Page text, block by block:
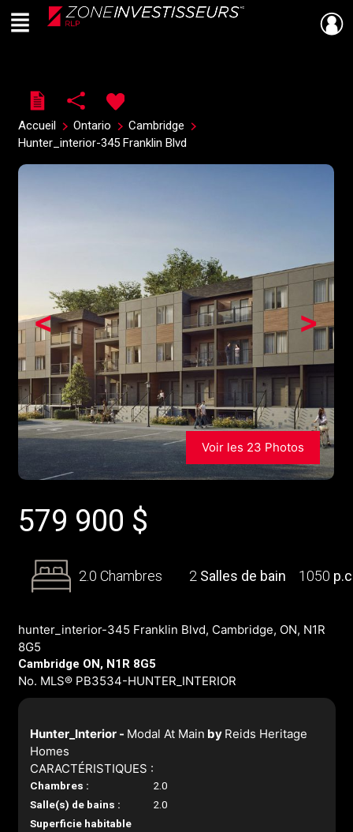
Live
En Direct
Menu
Accueil Ontario
Cambridge
Hunter_interior-345 Franklin Blvd
>
<
Voir les 23 Photos
579 900 $
2.0 Chambres 2 Salles de bain 1050
hunter_interior-345 Franklin Blvd, Cambridge, ON, N1R
8G5
Cambridge ON, N1R 8G5
No. MLS® PB3534-HUNTER_INTERIOR
Hunter_Interior - Modal At Main by Reids Heritage
Homes
CARACTÉRISTIQUES :
Chambres :
2.0
Salle(s) de bains :
2.0
Superficie habitable